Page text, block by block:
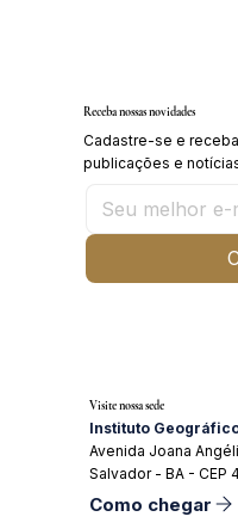
Receba nossas novidades
Cadastre-se e
publicações e
Visite nossa sede
Instituto
Avenida Joana
Salvador - BA - CEP
Como chegar